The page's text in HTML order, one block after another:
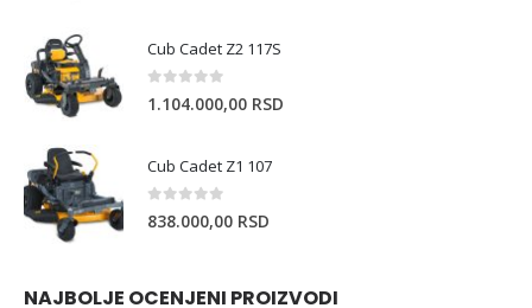
Cub Cadet Z2 117S
0 out of 5
1.104.000,00 RSD
Cub Cadet Z1 107
0out of 5
838.000,00 RSD
NAJBOLJE OCENJENI PROIZVODI